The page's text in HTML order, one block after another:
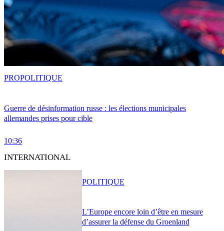
Guerre de désinformation russe : les élections municipales
allemandes prises pour cible
10:36
PROPOLITIQUE
INTERNATIONAL
L’Europe encore loin d’être en mesure
d’assurer la défense du Groenland
POLITIQUE